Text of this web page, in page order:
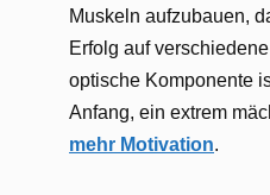
Muskeln aufzubauen,
Erfolg auf
optische Komponente
Anfang, ein extrem
mehr Motivation.